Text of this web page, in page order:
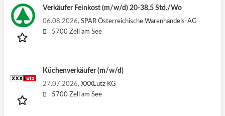
Verkäufer Feinkost (m/w/d) 20-38,5 Std./Wo
06.08.2026, SPAR Österreichische Warenhandels-AG
5700 Zell am See
Küchenverkäufer (m/w/d)
27.07.2026, XXXLutz KG
5700 Zell am See